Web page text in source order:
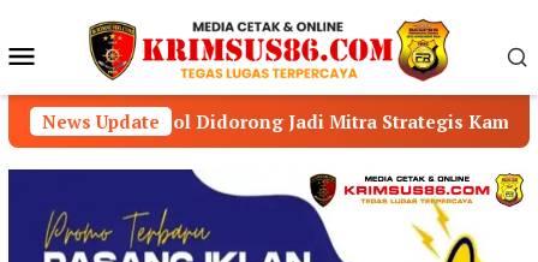
konten Menu
Mobile
News Update
Didorong Jadi Mitra Strategis Kamtibmas